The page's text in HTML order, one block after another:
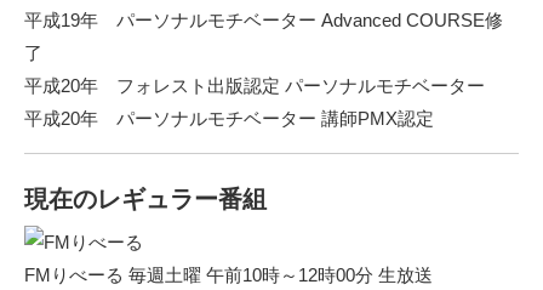
平成19年 パーソナルモチベーター Advanced COURSE修
了
平成20年 フォレスト出版認定 パーソナルモチベーター
平成20年 パーソナルモチベーター 講師PMX認定
現在のレギュラー番組
FMりべーる 毎週土曜 午前10時～12時00分 生放送